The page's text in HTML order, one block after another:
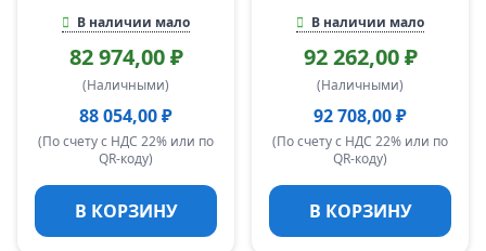
В наличии мало
82 974,00 ₽
(Наличными)
88 054,00 ₽
(По счету с НДС 22% или по
QR-коду)
В КОРЗИНУ
В наличии мало
92 262,00 ₽
(Наличными)
92 708,00 ₽
(По счету с НДС 22% или по
QR-коду)
В КОРЗИНУ